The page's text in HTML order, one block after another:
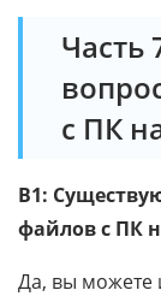
Часть
с ПК
В1:
файлов с ПК
Да, вы можете